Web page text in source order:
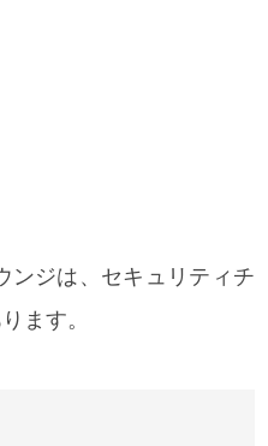
ジは、セキュリティチ
ます。